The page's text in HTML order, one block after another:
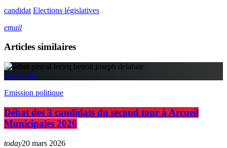
candidat Elections législatives
email
Articles similaires
insert_link
Emission politique
Débat des 3 candidats du second tour à Arcueil
Municipales 2026
today20 mars 2026